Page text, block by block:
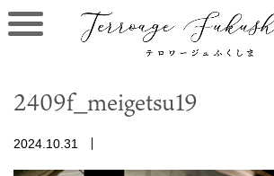
2409f_meigetsu19
2024.10.31